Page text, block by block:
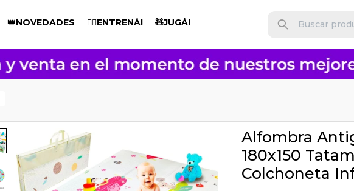
👑NOVEDADES 🏋️‍♂️ENTRENÁ! 🧸JUGÁ!
Alfombra
180x150
Colchoneta